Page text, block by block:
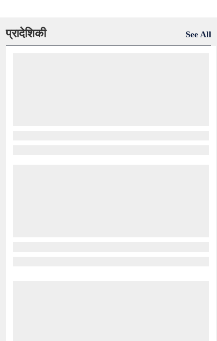
प्रादेशिकी See All